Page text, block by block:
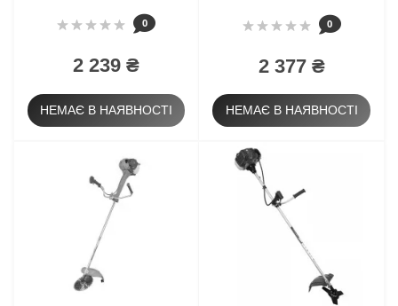
0
2 239 ₴
НЕМАЄ В НАЯВНОСТІ
0
2 377 ₴
НЕМАЄ В НАЯВНОСТІ